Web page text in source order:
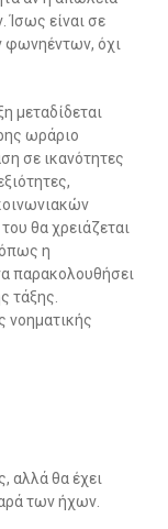
Ίσως είναι σε
φωνηέντων, όχι
μεταδίδεται
ωράριο
σε ικανότητες
θα χρειάζεται
η
παρακολουθήσει
τάξης.
νοηματικής
αλλά θα έχει
των ήχων.